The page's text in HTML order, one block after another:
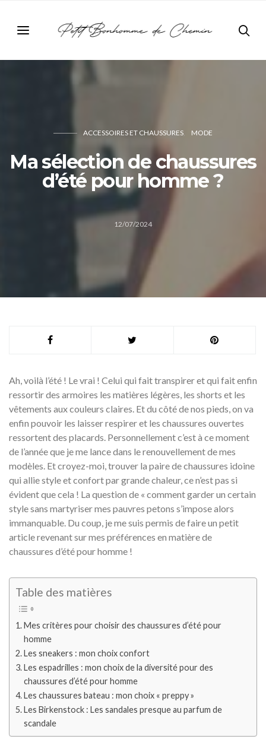
ACCESSOIRES ET CHAUSSURES MODE
Ma sélection de chaussures
d’été pour homme ?
12/07/2024
Ah, voilà l’été ! Le vrai ! Celui qui fait transpirer et qui fait enfin
ressortir des armoires les matières légères, les shorts et les
vêtements aux couleurs claires. Et du côté de nos pieds, on va
enfin pouvoir les laisser respirer et les chaussures ouvertes
ressortent des placards. Personnellement c’est à ce moment
de l’année que je me lance dans le renouvellement de mes
modèles. Et croyez-moi, trouver la paire de chaussures idoine
qui allie style et confort par grande chaleur, ce n’est pas si
évident que cela ! La question de « comment garder un certain
style sans martyriser mes pauvres petons s’impose alors
immanquable. Du coup, je me suis permis de faire un petit
article revenant sur mes préférences en matière de
chaussures d’été pour homme !
Table des matières
Mes critères pour choisir des chaussures d’été pour
homme
Les sneakers : mon choix confort
Les espadrilles : mon choix de la diversité pour des
chaussures d’été pour homme
Les chaussures bateau : mon choix « preppy »
Les Birkenstock : Les sandales presque au parfum de
scandale